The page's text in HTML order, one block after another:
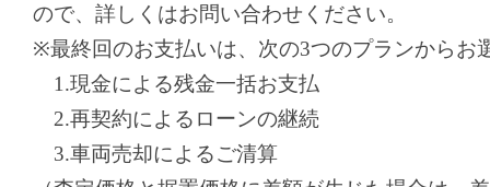
ので、詳しくはお問い合わせください。
※最終回のお支払いは、次の3つのプランからお
1.現金による残金一括お支払
2.再契約によるローンの継続
3.車両売却によるご清算